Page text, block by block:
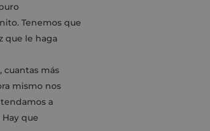
Tenemos que
que le haga
cuantas más
mismo nos
a
que